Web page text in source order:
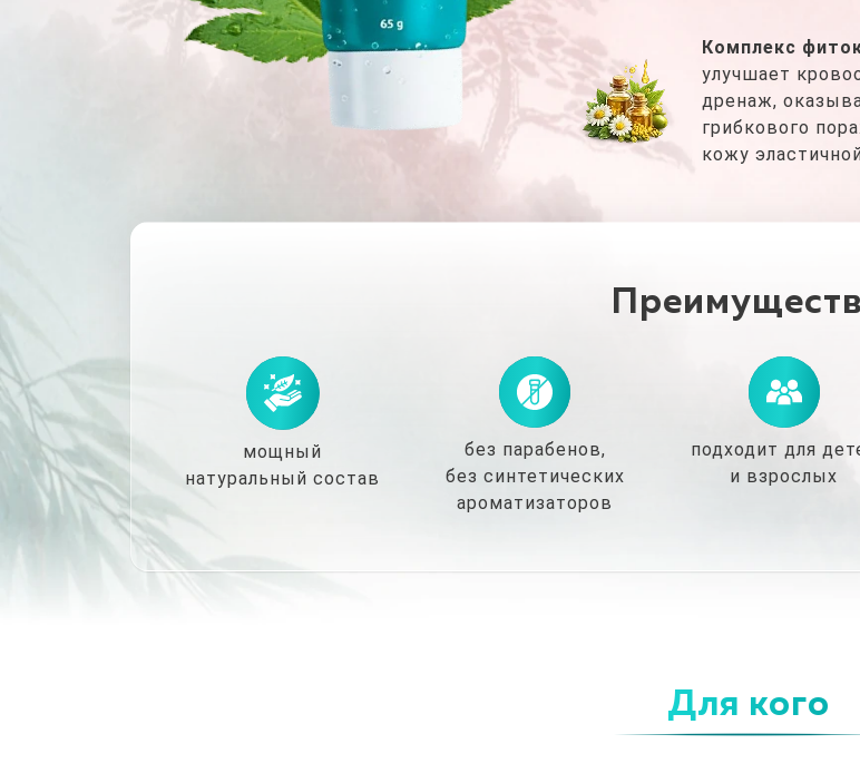
Комплекс
улучшает
дренаж,
грибкового
кожу
мощный
натуральный состав
без парабенов,
без синтетических
ароматизаторов
подходит для
и взрослых
Для кого